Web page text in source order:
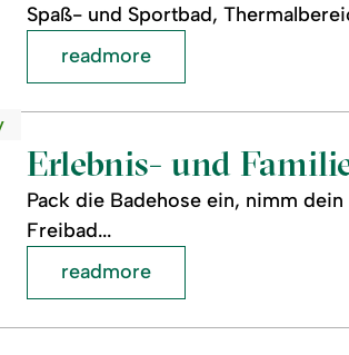
Spaß- und Sportbad,
readmore
Erlebnis- und
Pack die Badehose ein, nimm
Freibad...
readmore